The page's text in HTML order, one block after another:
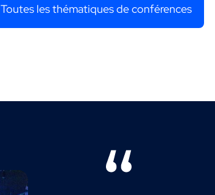
Toutes les thématiques de conférences